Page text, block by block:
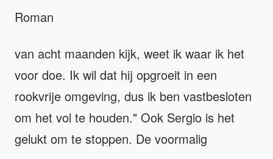
Roman
van acht maanden kijk, weet ik waar ik het
voor doe. Ik wil dat hij opgroeit in een
rookvrije omgeving, dus ik ben vastbesloten
om het vol te houden." Ook Sergio is het
gelukt om te stoppen. De voormalig